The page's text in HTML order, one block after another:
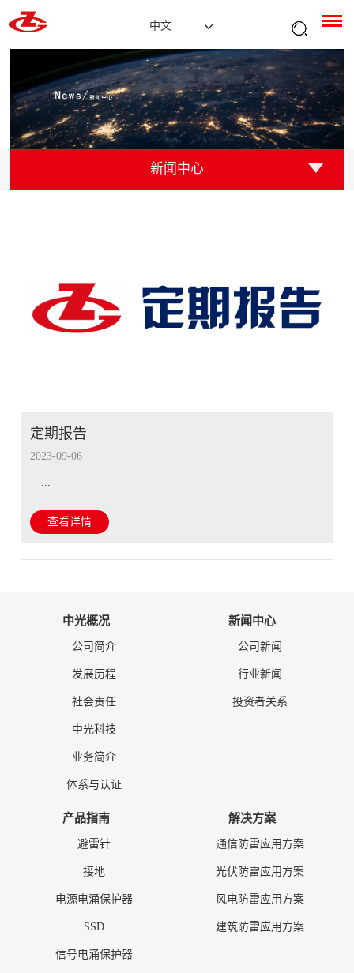
中文
新闻中心
定期报告
2023-09-06
查看详情
中光概况
公司简介
发展历程
社会责任
中光科技
业务简介
体系与认证
新闻中心
公司新闻
行业新闻
投资者关系
产品指南
避雷针
接地
电源电涌保护器
SSD
信号电涌保护器
解决方案
通信防雷应用方案
光伏防雷应用方案
风电防雷应用方案
建筑防雷应用方案